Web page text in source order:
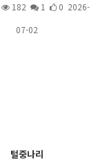
182 1
0 2026-
07-02
털중나리